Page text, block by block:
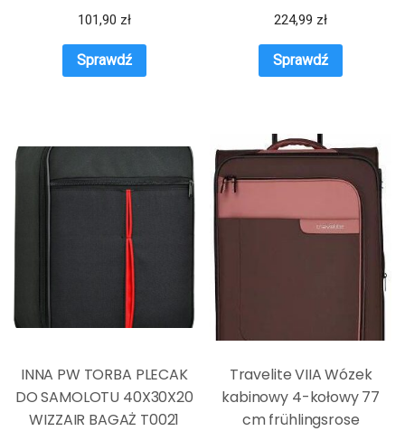
101,90 zł
Sprawdź
224,99 zł
Sprawdź
INNA PW TORBA PLECAK
DO SAMOLOTU 40X30X20
WIZZAIR BAGAŻ T0021
Travelite VIIA Wózek
kabinowy 4-kołowy 77
cm frühlingsrose